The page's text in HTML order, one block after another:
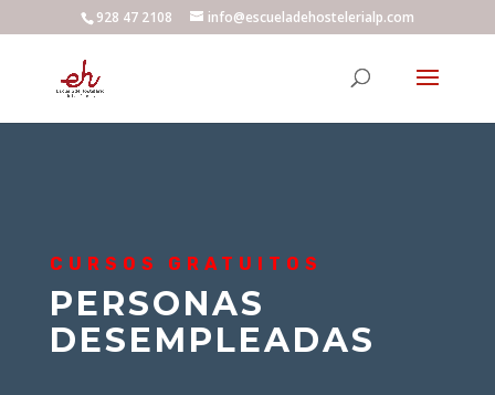
928 47 2108 info@escueladehostelerialp.com
CURSOS GRATUITOS
PERSONAS
DESEMPLEADAS